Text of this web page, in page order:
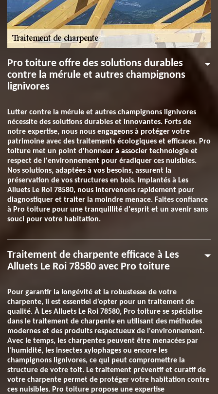
Pro toiture offre des solutions durables
contre la mérule et autres champignons
lignivores
Lutter contre la mérule et autres champignons lignivores
nécessite des solutions durables et innovantes. Forts de
notre expertise, nous nous engageons à protéger votre
patrimoine avec des traitements écologiques et efficaces. Pro
toiture met un point d'honneur à associer technologie et
respect de l'environnement pour éradiquer ces nuisibles.
Nos solutions, adaptées à vos besoins, assurent la
préservation de vos structures en bois. Implantés à Les
Alluets Le Roi 78580, nous intervenons rapidement pour
diagnostiquer et traiter la moindre menace. Faites confiance
à Pro toiture pour une tranquillité d'esprit et un avenir sans
souci pour votre habitation.
Traitement de charpente efficace à Les
Alluets Le Roi 78580 avec Pro toiture
Pour garantir la longévité et la robustesse de votre
charpente, il est essentiel d'opter pour un traitement de
qualité. À Les Alluets Le Roi 78580, Pro toiture se spécialise
dans le traitement de charpente en utilisant des méthodes
modernes et des produits respectueux de l'environnement.
Avec le temps, les charpentes peuvent être menacées par
l'humidité, les insectes xylophages ou encore les
champignons lignivores, ce qui peut compromettre la
structure de votre toit. Le traitement préventif et curatif de
votre charpente permet de protéger votre habitation contre
ces nuisibles. Pro toiture propose une expertise